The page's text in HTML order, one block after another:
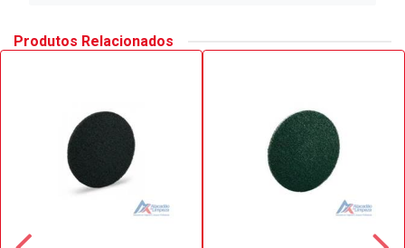
Produtos Relacionados